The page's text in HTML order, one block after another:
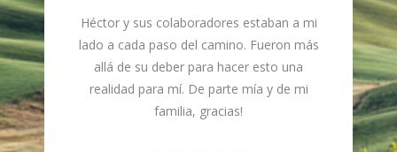
Héctor y sus colaboradores estaban a mi
lado a cada paso del camino. Fueron más
allá de su deber para hacer esto una
realidad para mí. De parte mía y de mi
familia, gracias!